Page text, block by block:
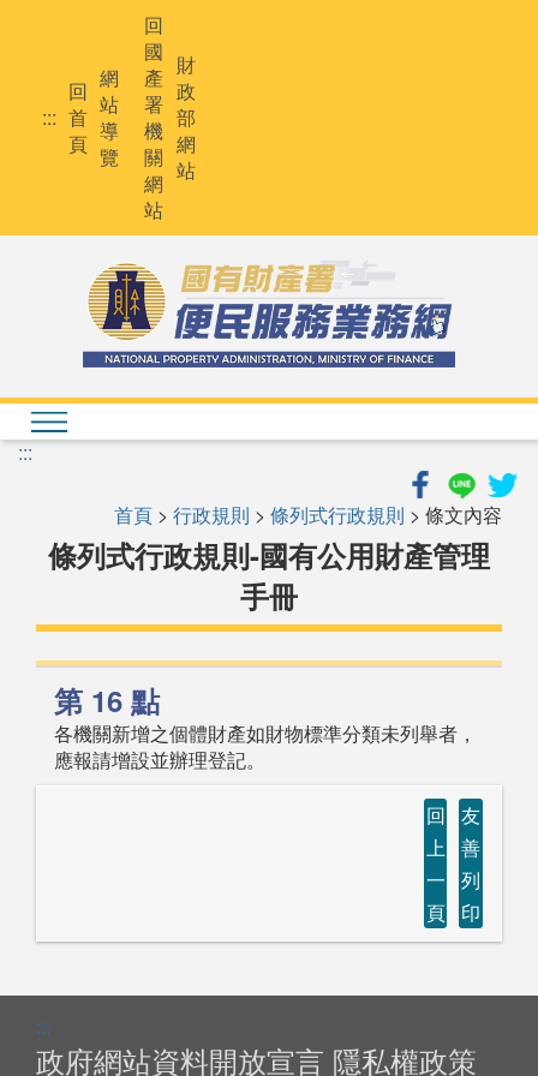
:::
回
首
頁
網
站
導
覽
回
國
產
署
機
關
網
站
財
政
部
網
站
:::
首頁 > 行政規則 > 條列式行政規則 > 條文內容
條列式行政規則-國有公用財產管理
手冊
第 16 點
各機關新增之個體財產如財物標準分類未列舉者，
應報請增設並辦理登記。
回
上
一
頁
友
善
列
印
:::
政府網站資料開放宣言 隱私權政策